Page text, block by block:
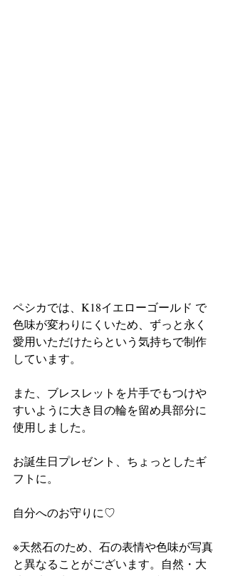
ペシカでは、K18イエローゴールド で
色味が変わりにくいため、ずっと永く
愛用いただけたらという気持ちで制作
しています。
また、ブレスレットを片手でもつけや
すいように大き目の輪を留め具部分に
使用しました。
お誕生日プレゼント、ちょっとしたギ
フトに。
自分へのお守りに♡
※天然石のため、石の表情や色味が写真
と異なることがございます。自然・大